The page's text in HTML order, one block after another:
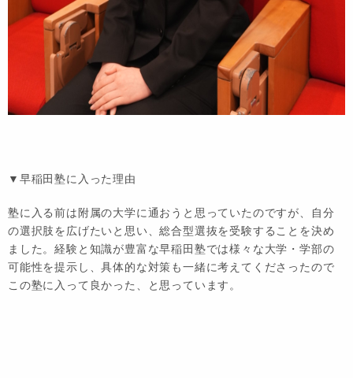
▼早稲田塾に入った理由
塾に入る前は附属の大学に通おうと思っていたのですが、自分
の選択肢を広げたいと思い、総合型選抜を受験することを決め
ました。経験と知識が豊富な早稲田塾では様々な大学・学部の
可能性を提示し、具体的な対策も一緒に考えてくださったので
この塾に入って良かった、と思っています。